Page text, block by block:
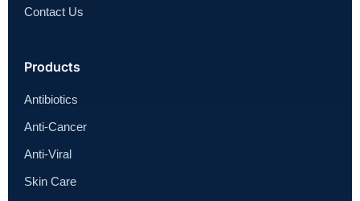
Contact Us
Products
Antibiotics
Anti-Cancer
Anti-Viral
Skin Care